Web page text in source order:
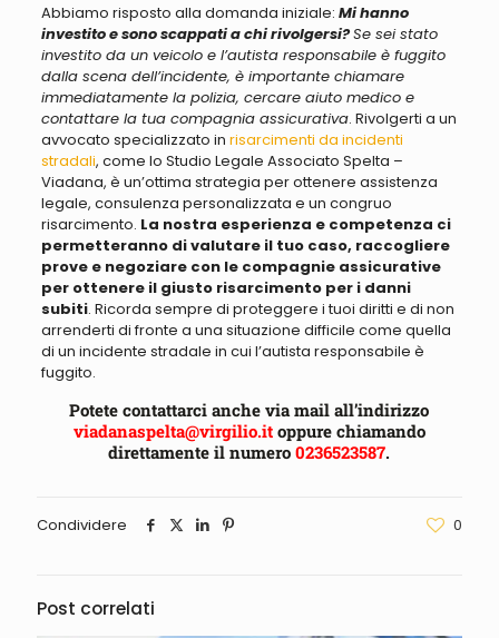
Abbiamo risposto alla domanda iniziale: Mi hanno
investito e sono scappati a chi rivolgersi?Se sei stato
investito da un veicolo e l’autista responsabile è fuggito
dalla scena dell’incidente, è importante chiamare
immediatamente la polizia, cercare aiuto medico e
contattare la tua compagnia assicurativa. Rivolgerti a un
avvocato specializzato in risarcimenti da incidenti
stradali, come lo Studio Legale Associato Spelta –
Viadana, è un’ottima strategia per ottenere assistenza
legale, consulenza personalizzata e un congruo
risarcimento. La nostra esperienza e competenza ci
permetteranno di valutare il tuo caso, raccogliere
prove e negoziare con le compagnie assicurative
per ottenere il giusto risarcimento per i danni
subiti. Ricorda sempre di proteggere i tuoi diritti e di non
arrenderti di fronte a una situazione difficile come quella
di un incidente stradale in cui l’autista responsabile è
fuggito.
Potete contattarci anche via mail all’indirizzo
viadanaspelta@virgilio.itoppure chiamando
direttamente il numero0236523587.
Condividere 0
Post correlati